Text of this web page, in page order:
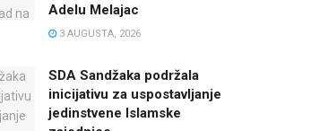
Adelu Melajac
3 AUGUSTA, 2026
SDA Sandžaka podržala
inicijativu za uspostavljanje
jedinstvene Islamske